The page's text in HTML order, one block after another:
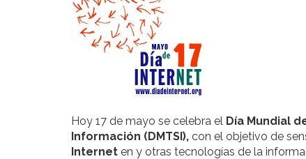
Hoy 17 de mayo se celebra el Día Mundial
Información (DMTSI), con el objetivo de
Internet en y otras tecnologías de la